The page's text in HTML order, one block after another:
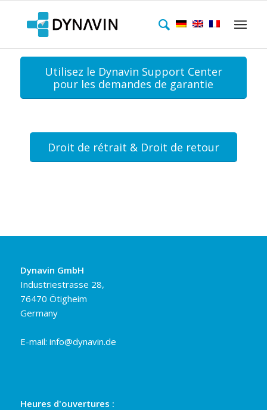
Utilisez le Dynavin Support Center
pour les demandes de garantie
Droit de rétrait & Droit de retour
Dynavin GmbH
Industriestrasse 28,
76470 Ötigheim
Germany
E-mail: info@dynavin.de
Heures d'ouvertures :